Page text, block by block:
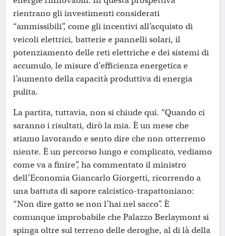
rientrano gli investimenti considerati
“ammissibili”, come gli incentivi all’acquisto di
veicoli elettrici, batterie e pannelli solari, il
potenziamento delle reti elettriche e dei sistemi di
accumulo, le misure d’efficienza energetica e
l’aumento della capacità produttiva di energia
pulita.
La partita, tuttavia, non si chiude qui. “Quando ci
saranno i risultati, dirò la mia. È un mese che
stiamo lavorando e sento dire che non otterremo
niente. È un percorso lungo e complicato, vediamo
come va a finire”, ha commentato il ministro
dell’Economia Giancarlo Giorgetti, ricorrendo a
una battuta di sapore calcistico-trapattoniano:
“Non dire gatto se non l’hai nel sacco”. È
comunque improbabile che Palazzo Berlaymont si
spinga oltre sul terreno delle deroghe, al di là della